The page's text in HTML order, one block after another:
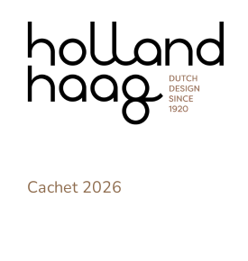
inhoud
Cachet 2026